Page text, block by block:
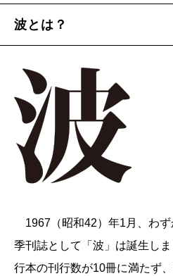
波とは？
1967（昭和42）年1月、わ
季刊誌として「波」は誕生し
行本の刊行数が10冊に満たず